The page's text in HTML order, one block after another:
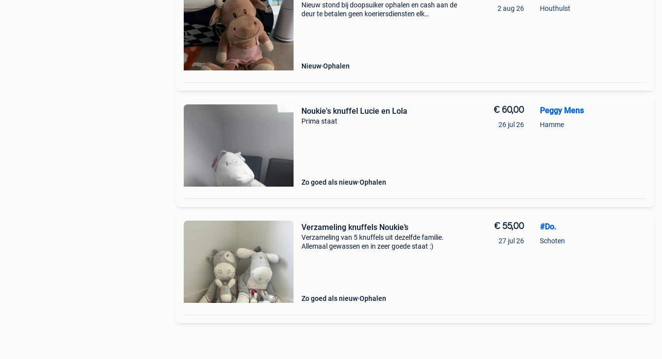
Nieuw stond bij doopsuiker ophalen en cash aan de
deur te betalen geen koeriersdiensten elk
Nieuw Ophalen
2 aug 26 Houthulst
Noukie's knuffel Lucie en Lola
Prima staat
Zo goed als nieuw Ophalen
€ 60,00
26 jul 26
Peggy Mens
Hamme
Verzameling knuffels Noukie’s
Verzameling van 5 knuffels uit dezelfde familie.
Allemaal gewassen en in zeer goede staat :)
Zo goed als nieuw Ophalen
€ 55,00
27 jul 26
#Do.
Schoten